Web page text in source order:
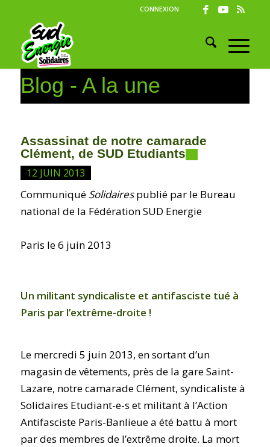
CONNEXION
Blog - A la une
Assassinat de notre camarade
Clément, de SUD Etudiants
12 JUIN 2013
Communiqué Solidairespublié par le Bureau
national de la Fédération SUD Energie
Paris le 6 juin 2013
Un militant syndicaliste et antifasciste tué à
Paris par l’extrême-droite !
Le mercredi 5 juin 2013, en sortant d’un
magasin de vêtements, près de la gare Saint-
Lazare, notre camarade Clément, syndicaliste à
Solidaires Etudiant-e-s et militant à l’Action
Antifasciste Paris-Banlieue a été battu à mort
par des membres de l’extrême droite. La mort